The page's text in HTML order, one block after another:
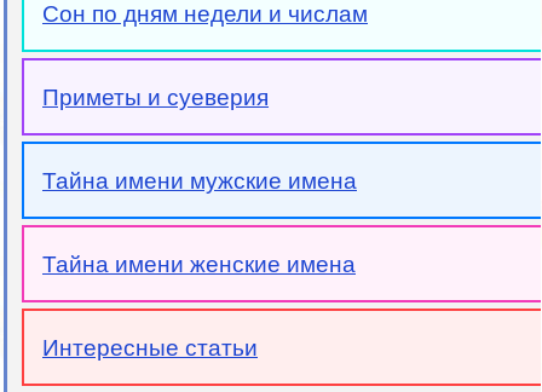
Сон по дням недели и числам
Приметы и суеверия
Тайна имени мужские имена
Тайна имени женские имена
Интересные статьи